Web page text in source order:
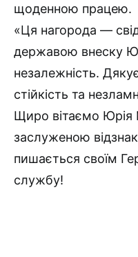
щоденною працею.
«Ця нагорода —
державою внеску
незалежність.
стійкість та
Щиро вітаємо Юрія
заслуженою
пишається своїм
службу!